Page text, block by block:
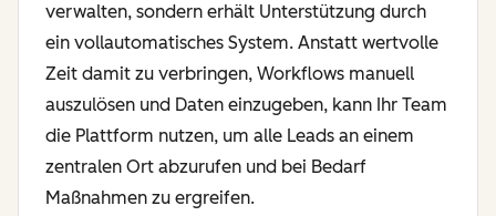
verwalten, sondern erhält Unterstützung durch
ein vollautomatisches System. Anstatt wertvolle
Zeit damit zu verbringen, Workflows manuell
auszulösen und Daten einzugeben, kann Ihr Team
die Plattform nutzen, um alle Leads an einem
zentralen Ort abzurufen und bei Bedarf
Maßnahmen zu ergreifen.